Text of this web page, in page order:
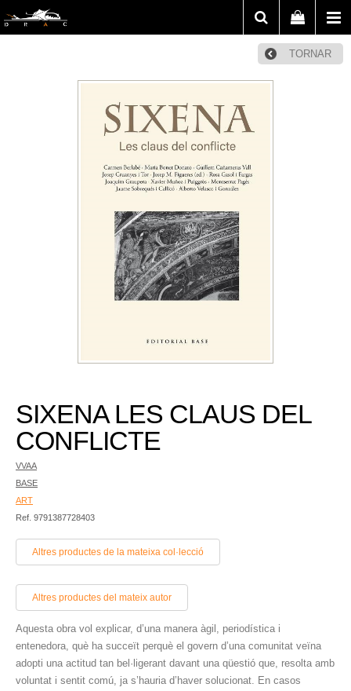
TORNAR
SIXENA LES CLAUS DEL
CONFLICTE
VVAA
BASE
ART
Ref. 9791387728403
Altres productes de la mateixa col·lecció
Altres productes del mateix autor
Aquesta obra vol explicar, d’una manera àgil, periodística i
entenedora, què ha succeït perquè el govern d’una comunitat veïna
adopti una actitud tan bel·ligerant davant una qüestió que, resolta amb
voluntat i sentit comú, ja s’hauria d’haver solucionat. En casos